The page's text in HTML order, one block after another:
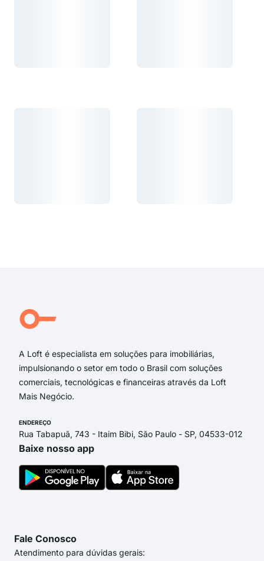
A Loft é especialista em soluções para imobiliárias,
impulsionando o setor em todo o Brasil com soluções
comerciais, tecnológicas e financeiras através da Loft
Mais Negócio.
ENDEREÇO
Rua Tabapuã, 743 - Itaim Bibi, São Paulo - SP, 04533-012
Baixe nosso app
Fale Conosco
Atendimento para dúvidas gerais: